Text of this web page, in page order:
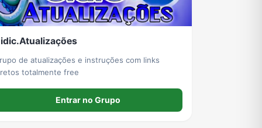
de atualizações e instruções com links
diretos totalmente free
Entrar no Grupo